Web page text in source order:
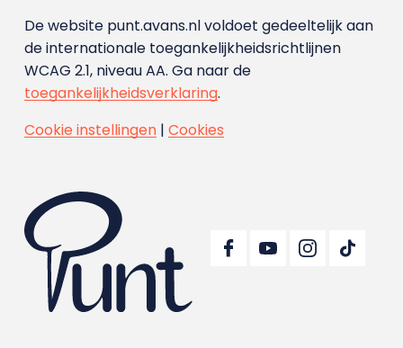
De website punt.avans.nl voldoet gedeeltelijk aan
de internationale toegankelijkheidsrichtlijnen
WCAG 2.1, niveau AA. Ga naar de
toegankelijkheidsverklaring.
Cookie instellingen| Cookies